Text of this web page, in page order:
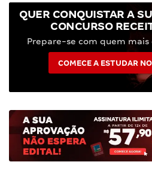
QUER CONQUISTAR A
CONCURSO
Prepare-se com quem
COMECE A ESTUDAR